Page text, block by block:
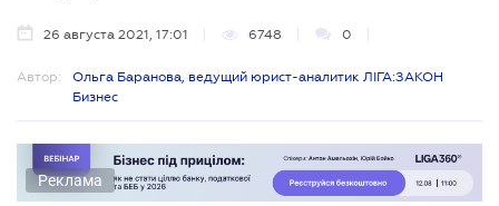
26 августа 2021, 17:01 6748 0
Автор:
Ольга Баранова, ведущий юрист-аналитик ЛІГА:ЗАКОН
Бизнес
Реклама